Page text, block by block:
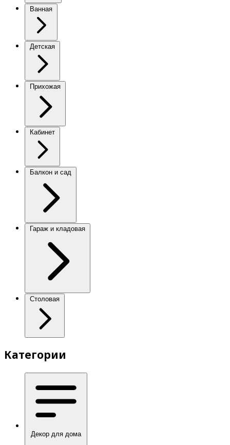
Ванная
Детская
Прихожая
Кабинет
Балкон и сад
Гараж и кладовая
Столовая
Категории
Декор для дома